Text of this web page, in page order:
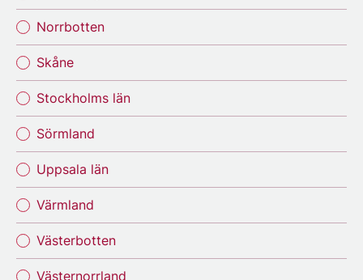
Norrbotten
Skåne
Stockholms län
Sörmland
Uppsala län
Värmland
Västerbotten
Västernorrland